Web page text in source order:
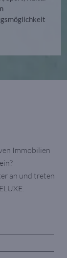
Immobilien
an und treten